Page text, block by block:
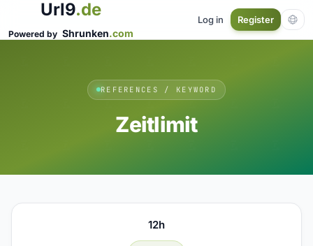
Url9.de
Powered by Shrunken.com
Log in Register
REFERENCES / KEYWORD
Zeitlimit
12h